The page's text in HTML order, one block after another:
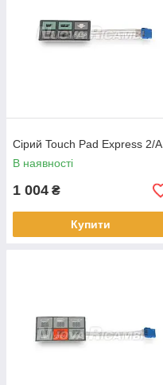
Сірий Touch Pad Express 2/A
В наявності
1 004 ₴
Купити